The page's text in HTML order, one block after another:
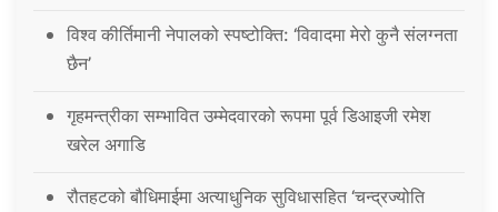
विश्व कीर्तिमानी नेपालको स्पष्टोक्ति: ‘विवादमा मेरो कुनै संलग्नता
छैन’
गृहमन्त्रीका सम्भावित उम्मेदवारको रूपमा पूर्व डिआइजी रमेश
खरेल अगाडि
रौतहटको बौधिमाईमा अत्याधुनिक सुविधासहित ‘चन्द्रज्योति